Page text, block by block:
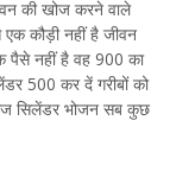
की खोज करने वाले
कौड़ी नहीं है जीवन
पैसे नहीं है वह 900 का
500 कर दें गरीबों को
सिलेंडर भोजन सब कुछ